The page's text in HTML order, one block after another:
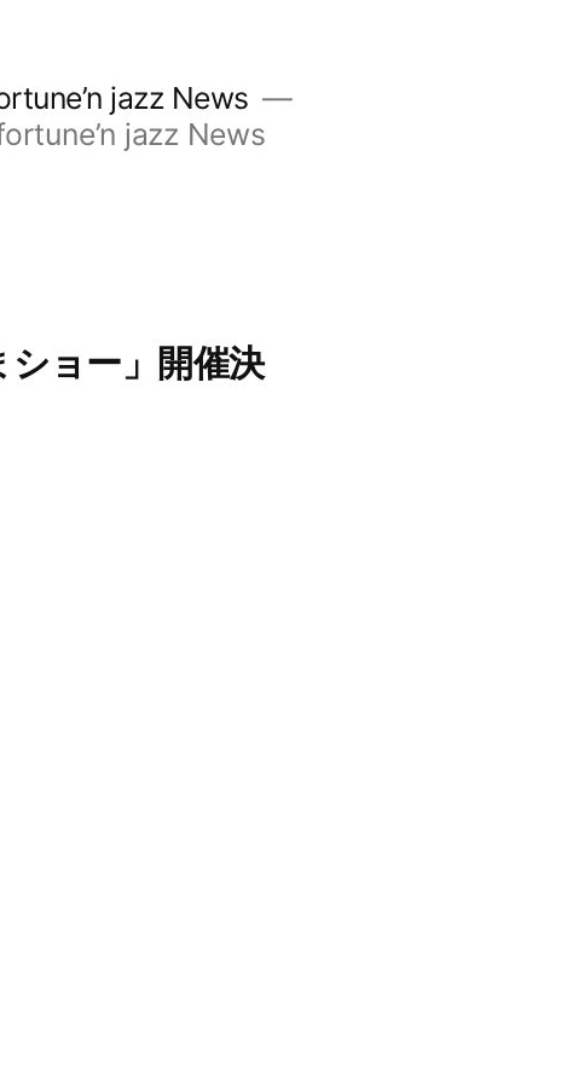
jazz News
jazz News
ョー」開催決